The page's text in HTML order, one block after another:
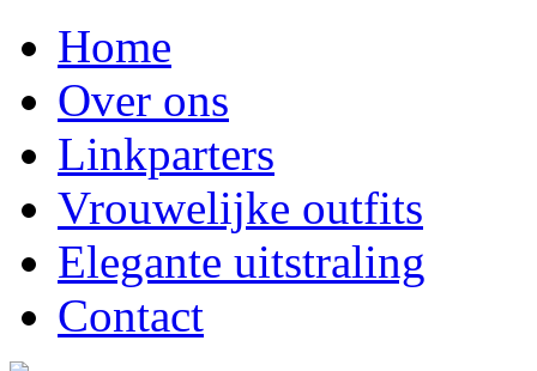
Home
Over ons
Linkparters
Vrouwelijke outfits
Elegante uitstraling
Contact